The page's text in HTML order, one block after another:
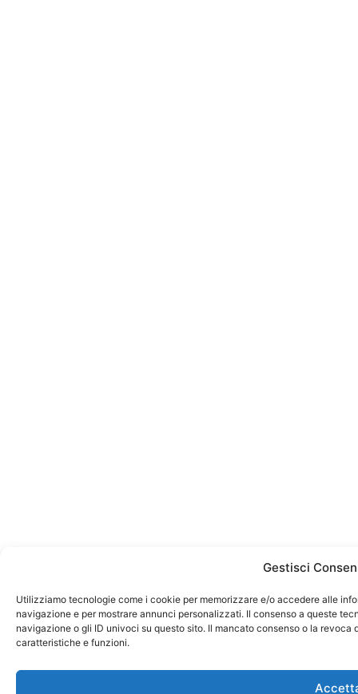
Gestisci
Utilizziamo tecnologie come i cookie per memorizzare e/o accedere alle
navigazione e per mostrare annunci personalizzati. Il consenso a queste
navigazione o gli ID univoci su questo sito. Il mancato consenso o la
caratteristiche e funzioni.